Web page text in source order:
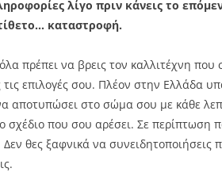
λίγο πριν κάνεις το
καταστροφή.
πρέπει να βρεις τον καλλιτέχνη
τις επιλογές σου. Πλέον στην Ελλάδα
αποτυπώσει στο σώμα σου με κάθε
σχέδιο που σου αρέσει. Σε περίπτωση
Δεν θες ξαφνικά να